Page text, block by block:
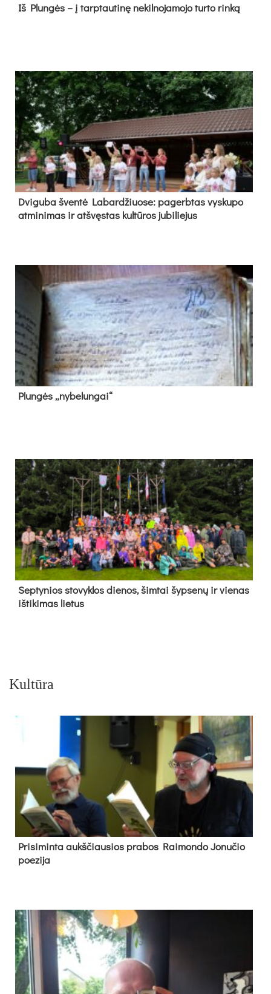
Iš Plungės – į tarptautinę nekilnojamojo turto rinką
Dvi­gu­ba šven­tė La­bar­džiuo­se: pa­gerb­tas vys­ku­po
at­mi­ni­mas ir at­švęs­tas kul­tū­ros ju­bi­lie­jus
Plun­gės „ny­be­lun­gai“
Sep­ty­nios sto­vyk­los die­nos, šim­tai šyp­se­nų ir vie­nas
iš­ti­ki­mas lie­tus
Kultūra
Pri­si­min­ta aukš­čiau­sios pra­bos Rai­mon­do Jo­nu­čio
poe­zi­ja